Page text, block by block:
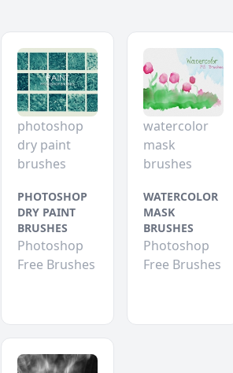
photoshop
dry paint
brushes
PHOTOSHOP
DRY PAINT
BRUSHES
Photoshop
Free Brushes
watercolor
mask
brushes
WATERCOLOR
MASK
BRUSHES
Photoshop
Free Brushes